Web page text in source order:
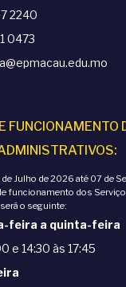
2240
0473
FUNCIONAMENTO
Julho de 2026 até 07 de
funcionamento dos
o seguinte:
feira a quinta-feira
e 14:30 às 17:45